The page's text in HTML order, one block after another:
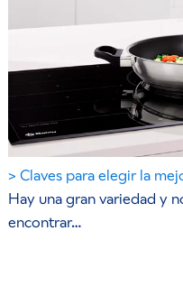
Claves para elegir la
Hay una gran variedad y
encontrar…